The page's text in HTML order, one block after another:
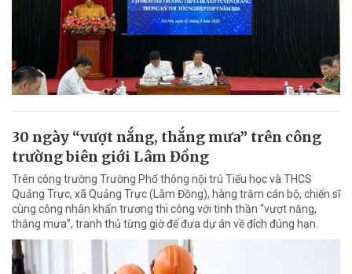
30 ngày “vượt nắng, thắng mưa” trên công
trường biên giới Lâm Đồng
Trên công trường Trường Phổ thông nội trú Tiểu học và THCS
Quảng Trực, xã Quảng Trực (Lâm Đồng), hàng trăm cán bộ, chiến sĩ
cùng công nhân khẩn trương thi công với tinh thần “vượt nắng,
thắng mưa”, tranh thủ từng giờ để đưa dự án về đích đúng hạn.